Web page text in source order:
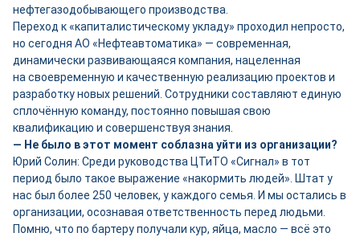
нефтегазодобывающего производства.
Переход к «капиталистическому укладу» проходил непросто,
но сегодня АО «Нефтеавтоматика» — современная,
динамически развивающаяся компания, нацеленная
на своевременную и качественную реализацию проектов и
разработку новых решений. Сотрудники составляют единую
сплочённую команду, постоянно повышая свою
квалификацию и совершенствуя знания.
— Не было в этот момент соблазна уйти из организации?
Юрий Солин: Среди руководства ЦТиТО «Сигнал» в тот
период было такое выражение «накормить людей». Штат у
нас был более 250 человек, у каждого семья. И мы остались в
организации, осознавая ответственность перед людьми.
Помню, что по бартеру получали кур, яйца, масло — всё это